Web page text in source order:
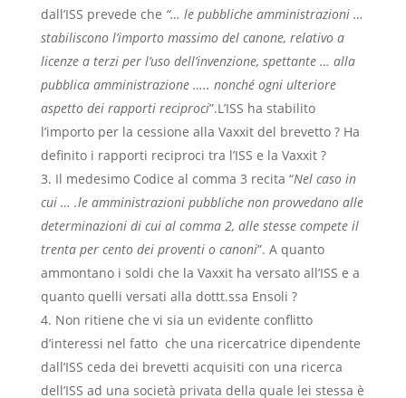
dall’ISS prevede che “… le pubbliche amministrazioni …
stabiliscono l’importo massimo del canone, relativo a
licenze a terzi per l’uso dell’invenzione, spettante … alla
pubblica amministrazione ….. nonché ogni ulteriore
aspetto dei rapporti reciproci”.L’ISS ha stabilito
l’importo per la cessione alla Vaxxit del brevetto ? Ha
definito i rapporti reciproci tra l’ISS e la Vaxxit ?
Il medesimo Codice al comma 3 recita “Nel caso in
cui … .le amministrazioni pubbliche non provvedano alle
determinazioni di cui al comma 2, alle stesse compete il
trenta per cento dei proventi o canoni”. A quanto
ammontano i soldi che la Vaxxit ha versato all’ISS e a
quanto quelli versati alla dottt.ssa Ensoli ?
Non ritiene che vi sia un evidente conflitto
d’interessi nel fatto che una ricercatrice dipendente
dall’ISS ceda dei brevetti acquisiti con una ricerca
dell’ISS ad una società privata della quale lei stessa è